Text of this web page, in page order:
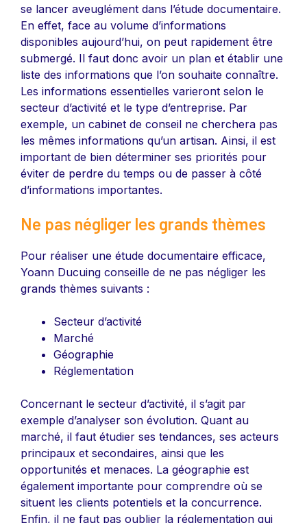
se lancer aveuglément dans l’étude documentaire.
En effet, face au volume d’informations
disponibles aujourd’hui, on peut rapidement être
submergé. Il faut donc avoir un plan et établir une
liste des informations que l’on souhaite connaître.
Les informations essentielles varieront selon le
secteur d’activité et le type d’entreprise. Par
exemple, un cabinet de conseil ne cherchera pas
les mêmes informations qu’un artisan. Ainsi, il est
important de bien déterminer ses priorités pour
éviter de perdre du temps ou de passer à côté
d’informations importantes.
Ne pas négliger les grands thèmes
Pour réaliser une étude documentaire efficace,
Yoann Ducuing conseille de ne pas négliger les
grands thèmes suivants :
Secteur d’activité
Marché
Géographie
Réglementation
Concernant le secteur d’activité, il s’agit par
exemple d’analyser son évolution. Quant au
marché, il faut étudier ses tendances, ses acteurs
principaux et secondaires, ainsi que les
opportunités et menaces. La géographie est
également importante pour comprendre où se
situent les clients potentiels et la concurrence.
Enfin, il ne faut pas oublier la réglementation qui